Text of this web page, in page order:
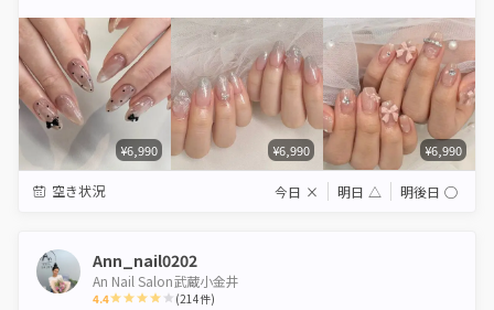
¥6,990 ¥6,990 ¥6,990
空き状況 今日 × 明日 △ 明後日 ◯
Ann_nail0202
An Nail Salon武蔵小金井
4.4 (214件)